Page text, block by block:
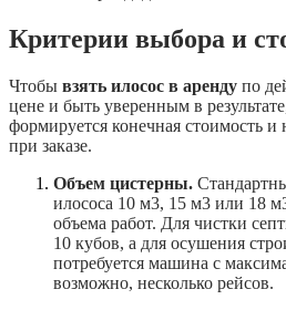
Критерии выбора и
Чтобы взять илосос в аренду по
цене и быть уверенным в
формируется конечная стоимость
при заказе.
Объем цистерны.
илососа 10 м3, 15 м3 или 18
объема работ. Для чистки
10 кубов, а для осушения
потребуется машина с
возможно, несколько рейсов.